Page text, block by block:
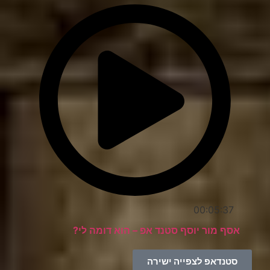
00:05:37
אסף מור יוסף סטנד אפ – הוא דומה לי?
סטנדאפ לצפייה ישירה